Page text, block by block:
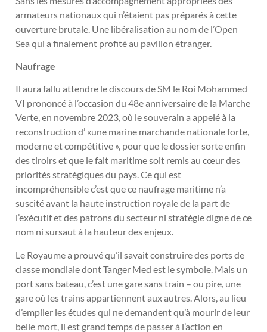
armateurs nationaux qui n’étaient pas préparés à cette
ouverture brutale. Une libéralisation au nom de l’Open
Sea qui a finalement profité au pavillon étranger.
Naufrage
Il aura fallu attendre le discours de SM le Roi Mohammed
VI prononcé à l’occasion du 48e anniversaire de la Marche
Verte, en novembre 2023, où le souverain a appelé à la
reconstruction d’ «une marine marchande nationale forte,
moderne et compétitive », pour que le dossier sorte enfin
des tiroirs et que le fait maritime soit remis au cœur des
priorités stratégiques du pays. Ce qui est
incompréhensible c’est que ce naufrage maritime n’a
suscité avant la haute instruction royale de la part de
l’exécutif et des patrons du secteur ni stratégie digne de ce
nom ni sursaut à la hauteur des enjeux.
Le Royaume a prouvé qu’il savait construire des ports de
classe mondiale dont Tanger Med est le symbole. Mais un
port sans bateau, c’est une gare sans train – ou pire, une
gare où les trains appartiennent aux autres. Alors, au lieu
d’empiler les études qui ne demandent qu’à mourir de leur
belle mort, il est grand temps de passer à l’action en